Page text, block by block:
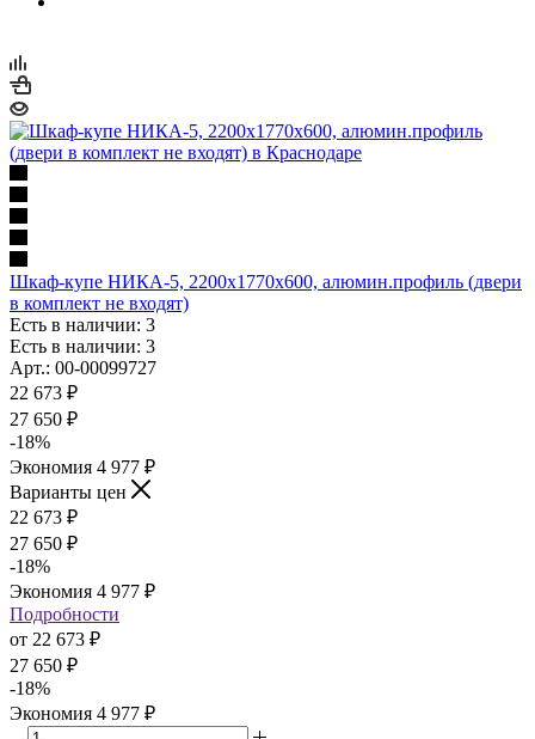
Шкаф-купе НИКА-5, 2200х1770х600, алюмин.профиль (двери
в комплект не входят)
Есть в наличии: 3
Есть в наличии: 3
Арт.: 00-00099727
22 673 ₽
27 650 ₽
-18%
Экономия 4 977 ₽
Варианты цен
22 673 ₽
27 650 ₽
-18%
Экономия 4 977 ₽
Подробности
от 22 673 ₽
27 650 ₽
-18%
Экономия 4 977 ₽